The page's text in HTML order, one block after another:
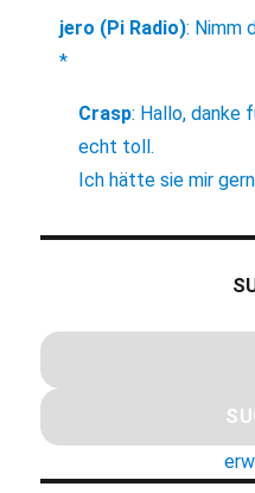
jero (Pi Radio): Nimm
*
Crasp: Hallo, danke
echt toll.
Ich hätte sie mir